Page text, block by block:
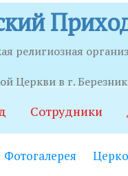
религиозная
Церкви в г.
Сотрудники
Фотогалерея
вход на
Саровского: